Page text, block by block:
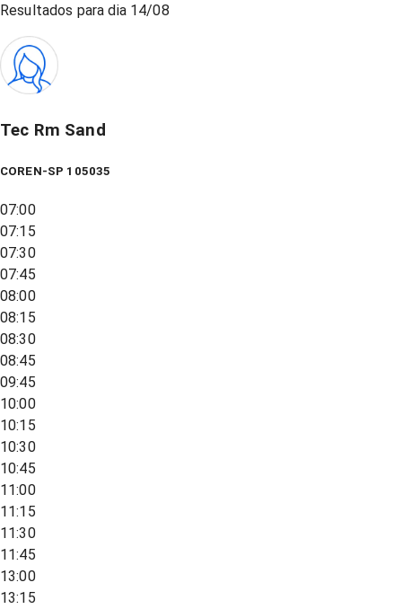
Resultados para dia 14/08
Tec Rm Sand
COREN-SP 105035
07:00
07:15
07:30
07:45
08:00
08:15
08:30
08:45
09:45
10:00
10:15
10:30
10:45
11:00
11:15
11:30
11:45
13:00
13:15